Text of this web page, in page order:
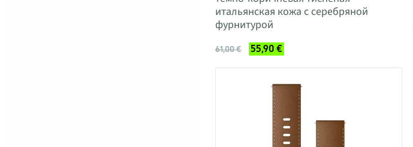
итальянская кожа с серебряной
фурнитурой
61,00 € 55,90 €